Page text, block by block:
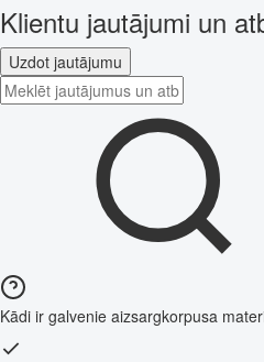
Klientu jautājumi un
Uzdot jautājumu
Kādi ir galvenie aizsargkorpusa